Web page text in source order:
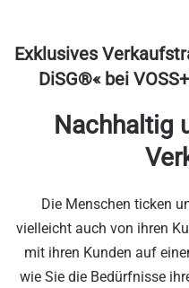
Exklusives
DiSG®« bei
Nachhaltig
Die Menschen ticken
vielleicht auch von ihren
mit ihren Kunden auf
wie Sie die Bedürfnisse